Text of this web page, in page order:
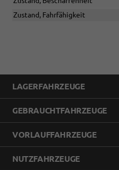
Zustand, Fahrfähigkeit
LAGERFAHRZEUGE
GEBRAUCHTFAHRZEUGE
VORLAUFFAHRZEUGE
NUTZFAHRZEUGE